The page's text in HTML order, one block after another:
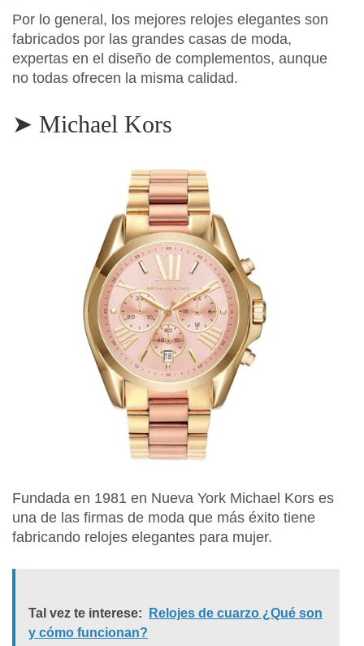
Por lo general, los mejores relojes elegantes son
fabricados por las grandes casas de moda,
expertas en el diseño de complementos, aunque
no todas ofrecen la misma calidad.
➤ Michael Kors
Fundada en 1981 en Nueva York Michael Kors es
una de las firmas de moda que más éxito tiene
fabricando relojes elegantes para mujer.
Tal vez te interese:
Relojes de cuarzo ¿Qué son
y cómo funcionan?